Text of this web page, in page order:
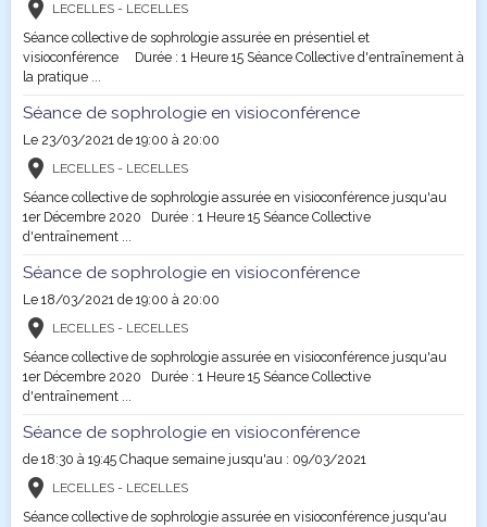
LECELLES - LECELLES
Séance collective de sophrologie assurée en présentiel et
visioconférence Durée : 1 Heure 15 Séance Collective d'entraînement à
la pratique ...
Séance de sophrologie en visioconférence
Le 23/03/2021 de 19:00 à 20:00
LECELLES - LECELLES
Séance collective de sophrologie assurée en visioconférence jusqu'au
1er Décembre 2020 Durée : 1 Heure 15 Séance Collective
d'entraînement ...
Séance de sophrologie en visioconférence
Le 18/03/2021 de 19:00 à 20:00
LECELLES - LECELLES
Séance collective de sophrologie assurée en visioconférence jusqu'au
1er Décembre 2020 Durée : 1 Heure 15 Séance Collective
d'entraînement ...
Séance de sophrologie en visioconférence
de 18:30 à 19:45 Chaque semaine jusqu'au : 09/03/2021
LECELLES - LECELLES
Séance collective de sophrologie assurée en visioconférence jusqu'au